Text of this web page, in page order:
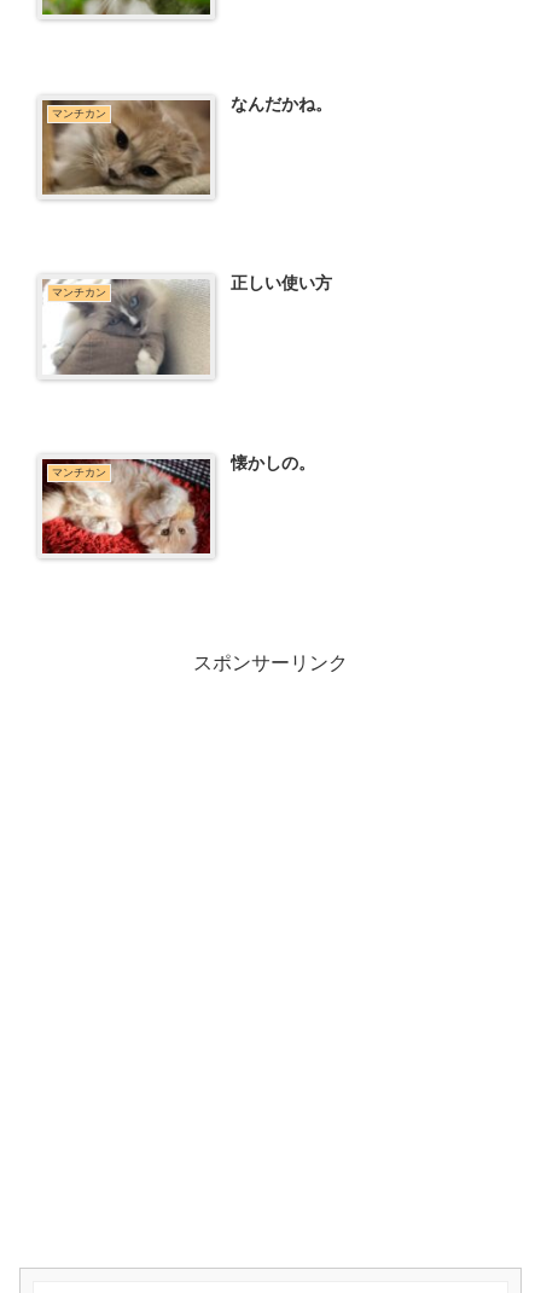
マンチカン なんだかね。
マンチカン 正しい使い方
マンチカン 懐かしの。
スポンサーリンク